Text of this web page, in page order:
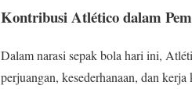
Kontribusi Atlético dalam
Dalam narasi sepak bola hari ini,
perjuangan, kesederhanaan, dan